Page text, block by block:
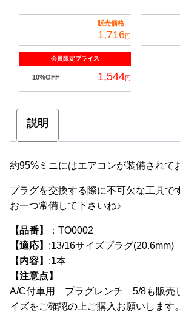
販売価格
1,716円
会員限定プライス
10%OFF 1,544円
の
に
複
数
の
バ
リ
エ
ー
シ
説明
約95%ミニにはエアコンが装備されて
プラグを交換する際に不可欠な工具で
お一つ常備して下さいね♪
【品番】
：TO0002
【適応】 :13/16サイズプラグ(20.6mm)
【内容】 :1本
【注意点】
A/C付車用 プラグレンチ 5/8も販売
イズをご確認の上ご購入お願いします。